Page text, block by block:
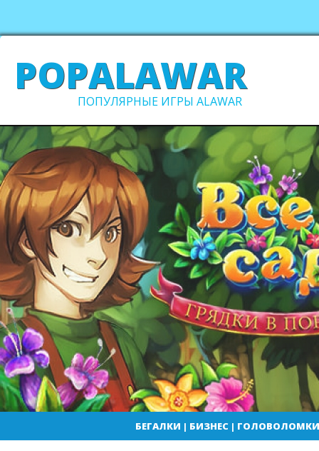
POPALAWAR
ПОПУЛЯРНЫЕ ИГРЫ ALAWAR
БЕГАЛКИ | БИЗНЕС| ГОЛОВОЛОМКИ